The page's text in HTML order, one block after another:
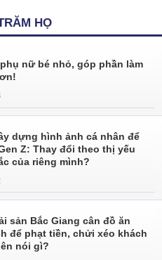
HỌ
nữ bé nhỏ, góp phần làm
dựng hình ảnh cá nhân để
Z: Thay đổi theo thị yếu
của riêng mình?
sản Bắc Giang cân đồ ăn
để phạt tiền, chửi xéo khách
nói gì?